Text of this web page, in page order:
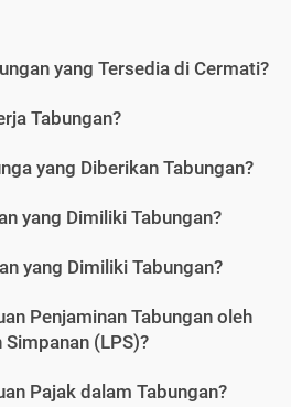
yang Tersedia di Cermati?
Tabungan?
yang Diberikan Tabungan?
yang Dimiliki Tabungan?
yang Dimiliki Tabungan?
Penjaminan Tabungan oleh
(LPS)?
Pajak dalam Tabungan?